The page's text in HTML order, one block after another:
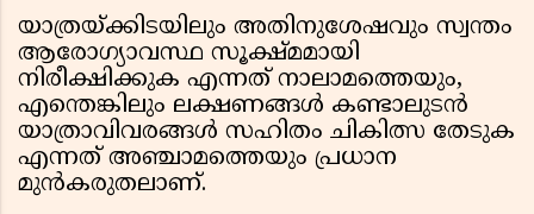
യാത്രയ്ക്കിടയിലും അതിനുശേഷവും സ്വന്തം
ആരോഗ്യാവസ്ഥ സൂക്ഷ്മമായി
നിരീക്ഷിക്കുക എന്നത് നാലാമത്തെയും,
എന്തെങ്കിലും ലക്ഷണങ്ങൾ കണ്ടാലുടൻ
യാത്രാവിവരങ്ങൾ സഹിതം ചികിത്സ തേടുക
എന്നത് അഞ്ചാമത്തെയും പ്രധാന
മുൻകരുതലാണ്.